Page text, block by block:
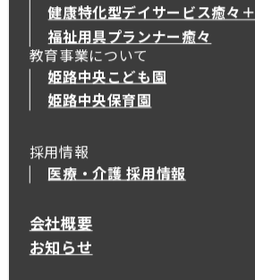
健康特化型デイサービス癒々＋
健康特化型デイサービス癒々＋
福祉用具プランナー癒々
教育事業について
姫路中央こども園
姫路中央保育園
採用情報
医療・介護 採用情報
会社概要
お知らせ